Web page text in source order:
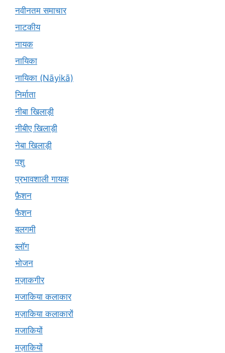
नवीनतम समाचार
नाटकीय
नायक
नायिका
नायिका (Nāyikā)
निर्माता
नीबा खिलाड़ी
नीबीए खिलाड़ी
नेबा खिलाड़ी
पशु
प्रभावशाली गायक
फ़ैशन
फैशन
बलगमी
ब्लॉग
भोजन
मज़ाकगीर
मजाकिया कलाकार
मज़ाकिया कलाकारों
मजाकियों
मज़ाकियों